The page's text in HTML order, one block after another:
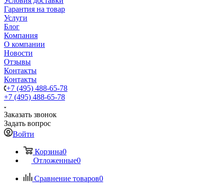
Гарантия на товар
Услуги
Блог
Компания
О компании
Новости
Отзывы
Контакты
Контакты
+7 (495) 488-65-78
+7 (495) 488-65-78
Заказать звонок
Задать вопрос
Войти
Корзина0
Отложенные0
Сравнение товаров0